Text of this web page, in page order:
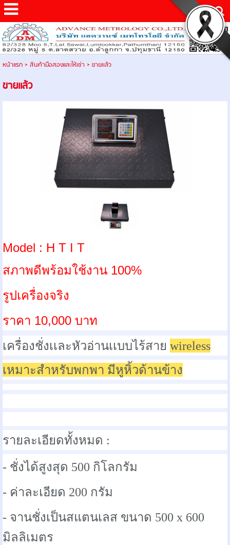
หน้าแรก> สินค้ามือสองและให้เช่า > ขายเเล้ว
ขายเเล้ว
Model : H T I T
สภาพดีพร้อมใช้งาน 100%
รูปเครื่องจริง
ราคา 10,000 บาท
เครื่องชั่งเเละหัวอ่านเเบบไร้สาย wireless
เหมาะสำหรับพกพา มีหูหิ้วด้านข้าง
รายละเอียดทั้งหมด :
- ชั่งได้สูงสุด 500 กิโลกรัม
- ค่าละเอียด 200 กรัม
- จานชั่งเป็นสแตนเลส ขนาด 500 x 600
มิลลิเมตร